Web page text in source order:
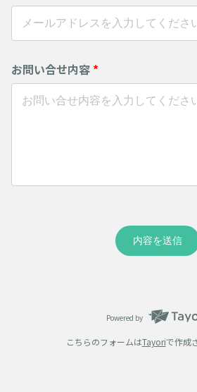
お問い合せ内容 *
内容を送信
Powered by
こちらのフォームはTayoriで作成